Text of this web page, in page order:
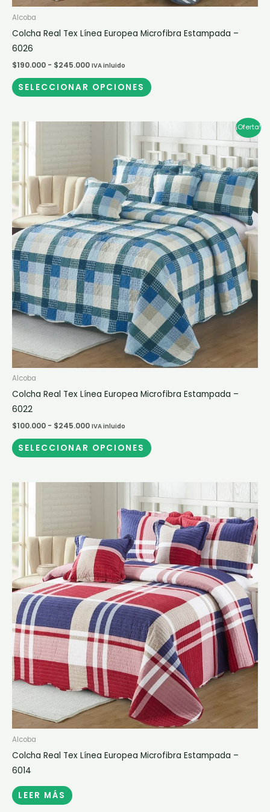
Alcoba
Colcha Real Tex Línea Europea Microfibra Estampada –
6026
$190.000 - $245.000 IVA inluido
SELECCIONAR OPCIONES
¡Oferta!
Alcoba
Colcha Real Tex Línea Europea Microfibra Estampada –
6022
$100.000 - $245.000
Rango
de
$100.000
hasta
$245.000
IVA inluido
SELECCIONAR OPCIONES
producto
tiene
múltiples
variantes.
Las
opciones
se
pueden
elegir
en
la
página
de
producto
Alcoba
Colcha Real Tex Línea Europea Microfibra Estampada –
6014
LEER MÁS